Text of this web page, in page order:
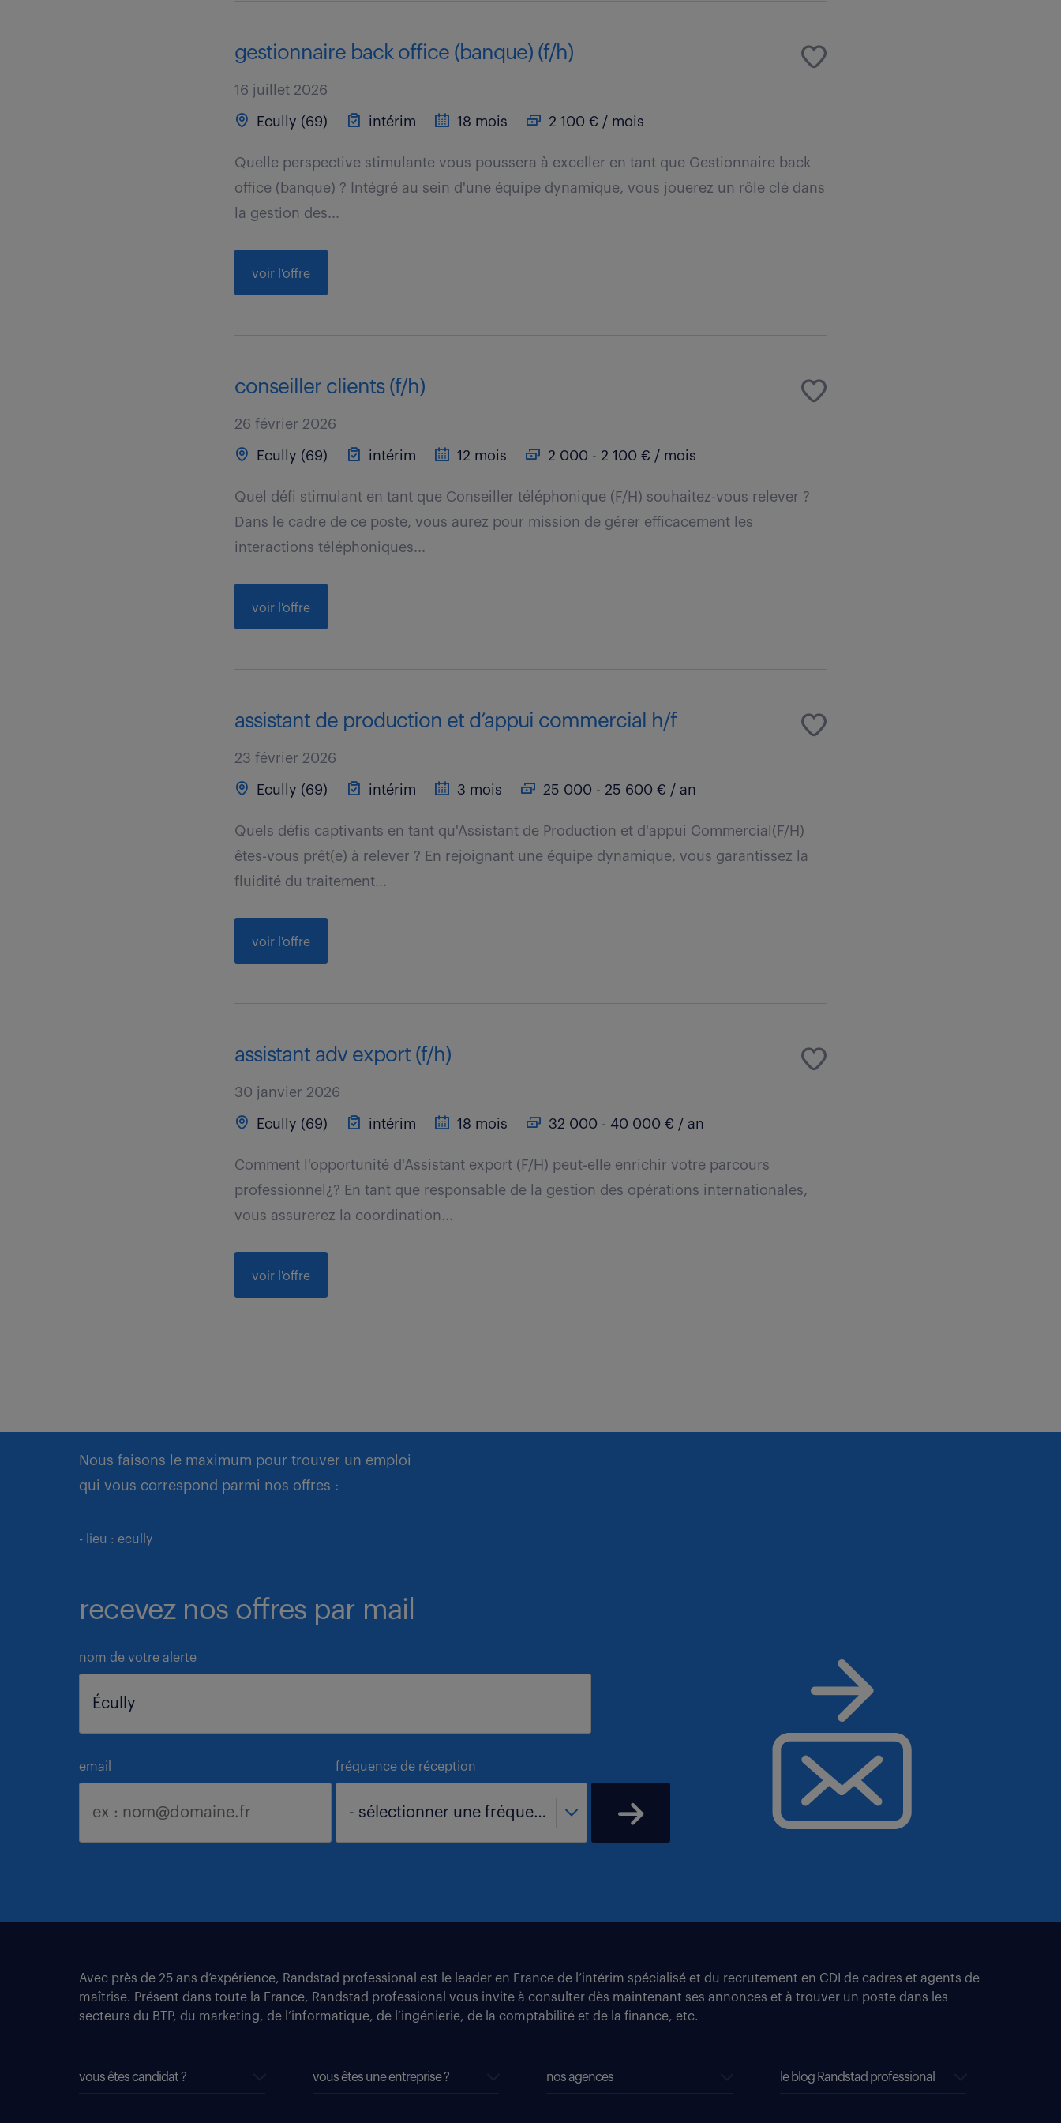
gestionnaire back office (banque) (f/h)
16 juillet 2026
Ecully (69) intérim 18 mois 2 100 € / mois
Quelle perspective stimulante vous poussera à exceller en tant que Gestionnaire back
office (banque) ? Intégré au sein d'une équipe dynamique, vous jouerez un rôle clé dans
la gestion des...
voir l'offre
conseiller clients (f/h)
26 février 2026
Ecully (69) intérim 12 mois 2 000 - 2 100 € / mois
Quel défi stimulant en tant que Conseiller téléphonique (F/H) souhaitez-vous relever ?
Dans le cadre de ce poste, vous aurez pour mission de gérer efficacement les
interactions téléphoniques...
voir l'offre
assistant de production et d’appui commercial h/f
23 février 2026
Ecully (69) intérim 3 mois 25 000 - 25 600 € / an
Quels défis captivants en tant qu'Assistant de Production et d'appui Commercial(F/H)
êtes-vous prêt(e) à relever ? En rejoignant une équipe dynamique, vous garantissez la
fluidité du traitement...
voir l'offre
assistant adv export (f/h)
30 janvier 2026
Ecully (69) intérim 18 mois 32 000 - 40 000 € / an
Comment l'opportunité d'Assistant export (F/H) peut-elle enrichir votre parcours
professionnel¿? En tant que responsable de la gestion des opérations internationales,
vous assurerez la coordination...
voir l'offre
Nous faisons le maximum pour trouver un emploi
qui vous correspond parmi nos offres :
- lieu : ecully
recevez nos offres par mail
nom de votre alerte
email fréquence de réception
- sélectionner une fréquence -
Avec près de 25 ans d’expérience, Randstad professional est le leader en France de l’intérim spécialisé et du recrutement en CDI de cadres et agents de
maîtrise. Présent dans toute la France, Randstad professional vous invite à consulter dès maintenant ses annonces et à trouver un poste dans les
secteurs du BTP, du marketing, de l’informatique, de l’ingénierie, de la comptabilité et de la finance, etc.
vous êtes candidat ? vous êtes une entreprise ? nos agences le blog Randstad professional